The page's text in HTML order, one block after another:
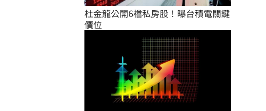
杜金龍公開6檔私房股！曝台積電關鍵
價位